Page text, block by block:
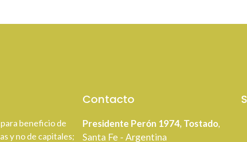
beneficio de
y no de capitales;
Contacto
Presidente Perón 1974, Tostado,
Santa Fe - Argentina